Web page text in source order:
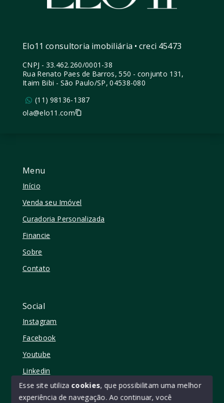
Menu
Início
Venda seu Imóvel
Curadoria Personalizada
Financie
Sobre
Contato
Social
Instagram
Facebook
Youtube
Linkedin
Elo11 consultoria imobiliária • creci 45473
CNPJ - 33.462.260/0001-38
Rua Renato Paes de Barros, 550 - conjunto 131,
Itaim Bibi - São Paulo/SP, 04538-080
(11) 98136-1387
ola@elo11.com
Esse site utiliza cookies, que possibilitam uma melhor
experiência de navegação. Ao continuar, você